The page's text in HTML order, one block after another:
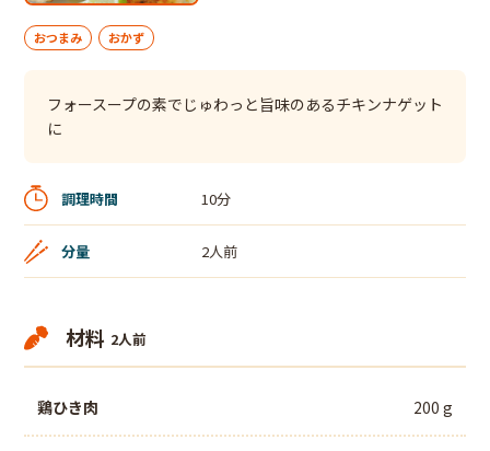
おつまみ おかず
フォースープの素でじゅわっと旨味のあるチキンナゲット
に
調理時間 10分
分量 2人前
材料 2人前
鶏ひき肉 200 g